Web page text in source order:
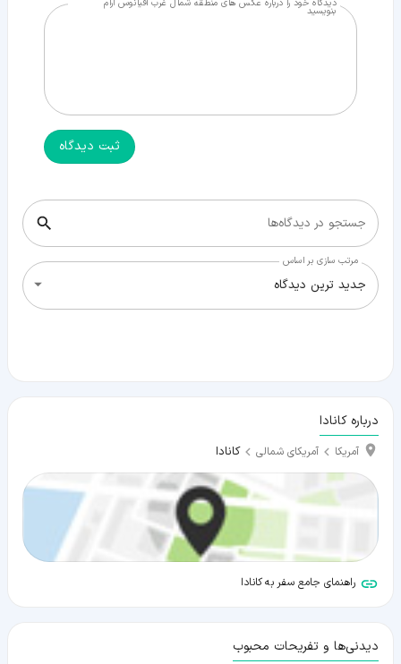
بنویسید
ثبت دیدگاه
جستجو در دیدگاه‌ها
مرتب سازی بر اساس
جدید ترین دیدگاه
درباره کانادا
آمریکا آمریکای شمالی کانادا
راهنمای جامع سفر به کانادا
دیدنی‌ها و تفریحات محبوب